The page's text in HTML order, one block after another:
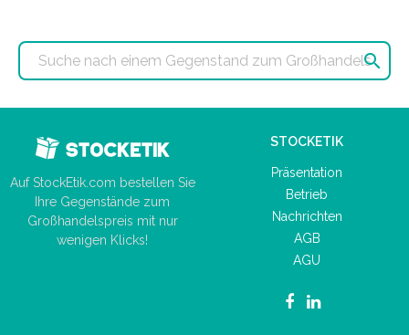

Auf StockEtik.com bestellen Sie
Ihre Gegenstände zum
Großhandelspreis mit nur
wenigen Klicks!
STOCKETIK
Präsentation
Betrieb
Nachrichten
AGB
AGU